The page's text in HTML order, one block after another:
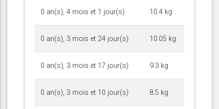
0 an(s), 4 mois et 1 jour(s) 10.4 kg
0 an(s), 3 mois et 24 jour(s) 10.05 kg
0 an(s), 3 mois et 17 jour(s) 9.3 kg
0 an(s), 3 mois et 10 jour(s) 8.5 kg